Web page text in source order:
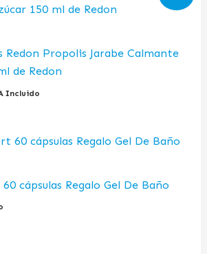
Redon Propolis Jarabe Calmante
de Redon
Incluido
cápsulas Regalo Gel De Baño